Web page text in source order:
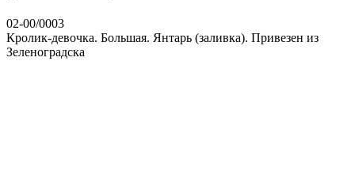
02-00/0003
Кролик-девочка. Большая. Янтарь (заливка). Привезен из
Зеленоградска